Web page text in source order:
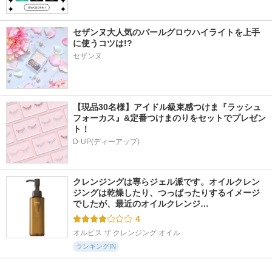
セザンヌ大人気のパールグロウハイライトを上手
に使うコツは!?
セザンヌ
【現品30名様】アイドル級束感つけま『ラッシュ
フォーカス』&定番つけまのりをセットでプレゼン
ト！
D-UP(ディーアップ)
クレンジングは専らジェル派です。オイルクレン
ジングは乾燥したり、つっぱったりするイメージ
でしたが、最近のオイルクレンジ…
4
オルビス ザ クレンジング オイル
ランキングIN